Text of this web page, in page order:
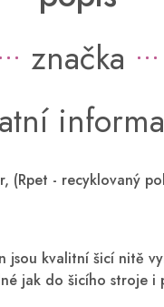
značka
(Rpet - recyklovaný
jsou kvalitní šicí nitě
jak do šicího stroje i